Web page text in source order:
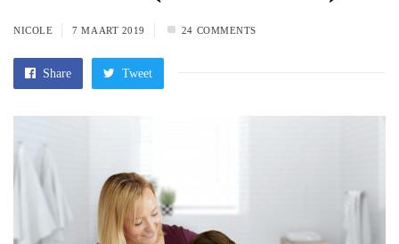
NICOLE 7 MAART 2019 24 COMMENTS
Share Tweet